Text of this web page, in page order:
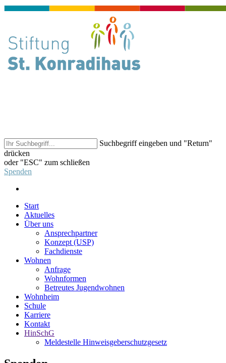
Suchbegriff eingeben und "Return"
drücken
oder "ESC" zum schließen
Spenden
Start
Aktuelles
Über uns
Ansprechpartner
Konzept (USP)
Fachdienste
Wohnen
Anfrage
Wohnformen
Betreutes Jugendwohnen
Wohnheim
Schule
Karriere
Kontakt
HinSchG
Meldestelle Hinweisgeberschutzgesetz